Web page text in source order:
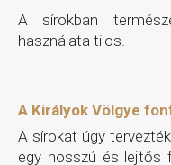
A sírokban
használata tilos.
A Királyok Völgye
A sírokat úgy
egy hosszú és lejtős